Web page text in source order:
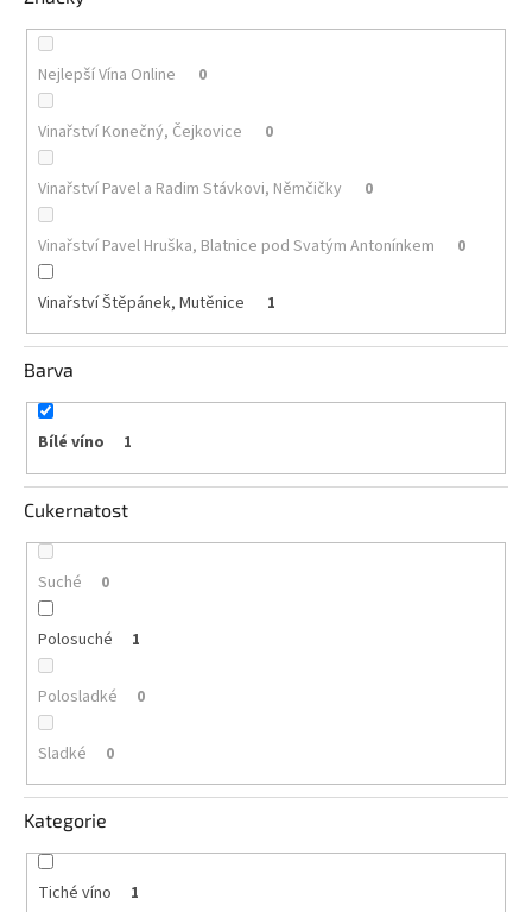
Prodej
vína
nabídka
Poslední
láhve
skladem
Cuvée
vína
Vína
jakosti
Víno
podle
obsahu
cukru
Dárkové
balení
vína
Delikatesy
vínu
Vývrtky
BiB
-
objem
Nejlepší Vína Online 0
Vinařství Konečný, Čejkovice 0
Vinařství Pavel a Radim Stávkovi, Němčičky 0
Vinařství Pavel Hruška, Blatnice pod Svatým Antonínkem 0
Vinařství Štěpánek, Mutěnice 1
Barva
Bílé víno 1
Cukernatost
Suché 0
Polosuché 1
Polosladké 0
Sladké 0
Kategorie
Tiché víno 1